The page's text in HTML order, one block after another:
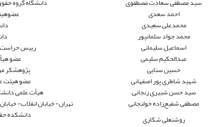
سید مصطفی سعادت مصطفوی
دانشگاه گروه
احمد سعدی
محمدعلی سعیدی
محمد جواد سلمانپور
اسماعیل سلیمانی
رییس حراست
عبدالحکیم سلیمی
عضو
حسین سنایی
پژوهشکر
شهید شاطری پور اصفهانی
عضو هیئت
سید حسن شبیری زنجانی
هیأت علمی
مصطفی شفیع‌زاده خولنجانی
تهران- خیابان انقلاب-
روشنعلی شکاری
دانشکده